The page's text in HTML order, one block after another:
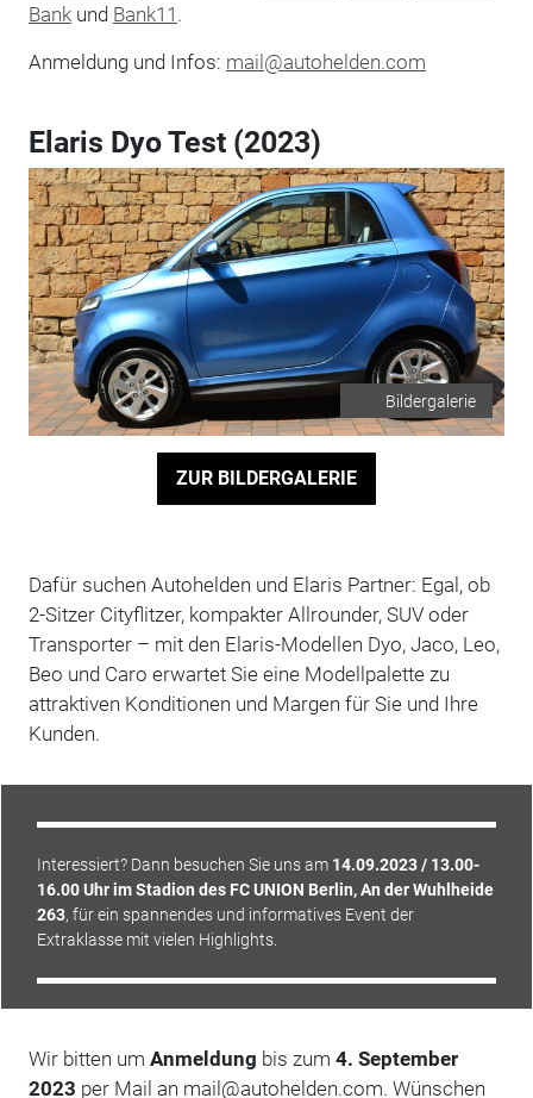
Bankund Bank11 .
Anmeldung und Infos: mail@autohelden.com
Elaris Dyo Test (2023)
Bildergalerie
ZUR BILDERGALERIE
Dafür suchen Autohelden und Elaris Partner: Egal, ob
2-Sitzer Cityflitzer, kompakter Allrounder, SUV oder
Transporter – mit den Elaris-Modellen Dyo, Jaco, Leo,
Beo und Caro erwartet Sie eine Modellpalette zu
attraktiven Konditionen und Margen für Sie und Ihre
Kunden.
Interessiert? Dann besuchen Sie uns am 14.09.2023 / 13.00-
16.00 Uhr im Stadion des FC UNION Berlin, An der Wuhlheide
263, für ein spannendes und informatives Event der
Extraklasse mit vielen Highlights.
Wir bitten um Anmeldung bis zum 4. September
2023 per Mail an mail@autohelden.com. Wünschen